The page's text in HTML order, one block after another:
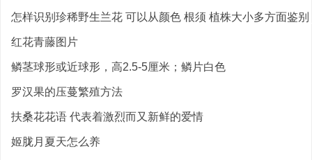
怎样识别珍稀野生兰花 可以从颜色 根须 植株大小多方面鉴别
红花青藤图片
鳞茎球形或近球形，高2.5-5厘米；鳞片白色
罗汉果的压蔓繁殖方法
扶桑花花语 代表着激烈而又新鲜的爱情
姬胧月夏天怎么养